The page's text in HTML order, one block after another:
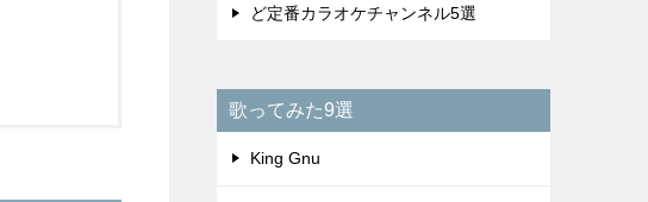
ど定番カラオケチャンネル5選
歌ってみた9選
King Gnu